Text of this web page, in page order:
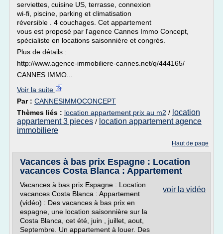
serviettes, cuisine US, terrasse, connexion
wi-fi, piscine, parking et climatisation
réversible . 4 couchages. Cet appartement
vous est proposé par l'agence Cannes Immo Concept,
spécialiste en locations saisonnière et congrès.
Plus de détails :
http://www.agence-immobiliere-cannes.net/q/444165/
CANNES IMMO...
Voir la suite
Par : CANNESIMMOCONCEPT
Thèmes liés : location appartement prix au m2 / location
appartement 3 pieces / location appartement agence
immobiliere
Haut de page
Vacances à bas prix Espagne : Location
vacances Costa Blanca : Appartement
voir la vidéo
Vacances à bas prix Espagne : Location
vacances Costa Blanca : Appartement
(vidéo) : Des vacances à bas prix en
espagne, une location saisonnière sur la
Costa Blanca, cet été, juin , juillet, aout,
Septembre. Un appartement à louer. Des